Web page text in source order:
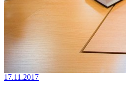
17.11.2017